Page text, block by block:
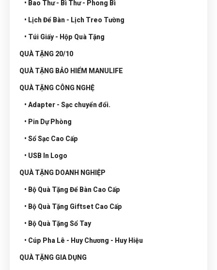
• Bao Thư - Bì Thư - Phong Bì
• Lịch Để Bàn - Lịch Treo Tường
• Túi Giấy - Hộp Quà Tặng
QUÀ TẶNG 20/10
QUÀ TẶNG BẢO HIỂM MANULIFE
QUÀ TẶNG CÔNG NGHỆ
• Adapter - Sạc chuyển đổi.
• Pin Dự Phòng
• Sổ Sạc Cao Cấp
• USB In Logo
QUÀ TẶNG DOANH NGHIỆP
• Bộ Quà Tặng Để Bàn Cao Cấp
• Bộ Quà Tặng Giftset Cao Cấp
• Bộ Quà Tặng Sổ Tay
• Cúp Pha Lê - Huy Chương - Huy Hiệu
QUÀ TẶNG GIA DỤNG